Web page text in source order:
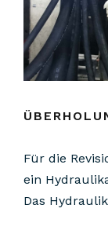
Für die
ein
Das